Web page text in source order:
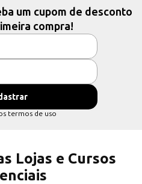
um cupom de desconto
compra!
termos de uso
Lojas e Cursos